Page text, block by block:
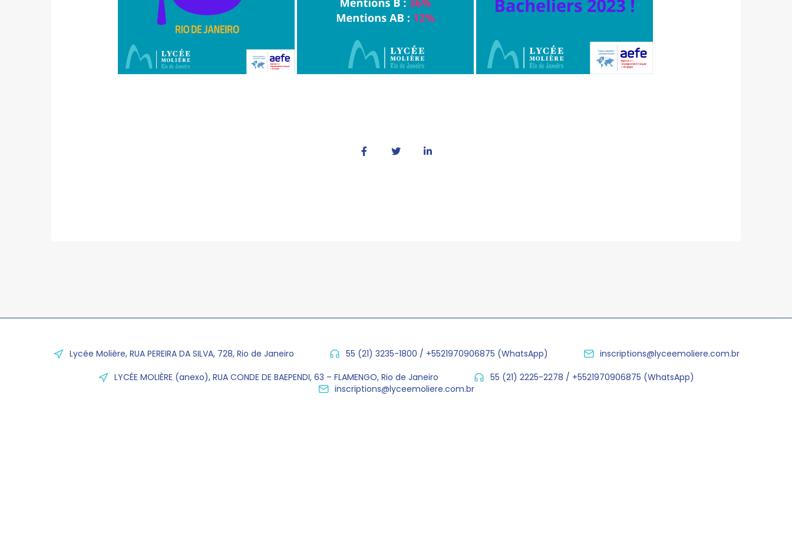
Lycée Molière, RUA PEREIRA DA SILVA, 728, Rio de Janeiro 55 (21) 3235-1800 / +5521970906875 (WhatsApp)
inscriptions@lyceemoliere.com.br
LYCÉE MOLIÈRE (anexo), RUA CONDE DE BAEPENDI, 63 – FLAMENGO, Rio de Janeiro
55 (21) 2225-2278 / +5521970906875 (WhatsApp)
inscriptions@lyceemoliere.com.br